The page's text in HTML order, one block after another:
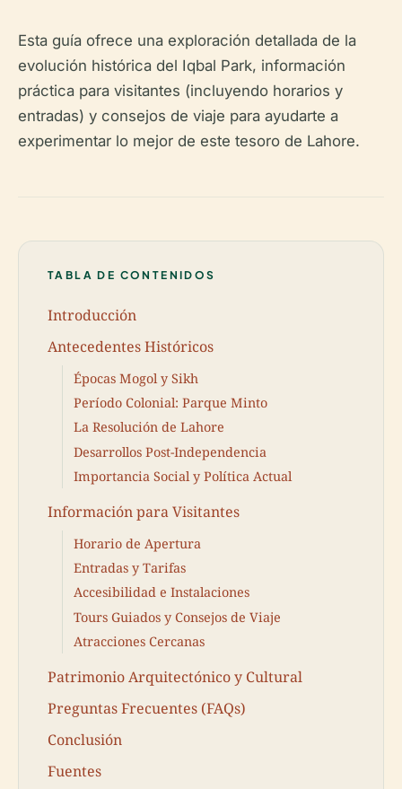
Esta guía ofrece una exploración detallada de la
evolución histórica del Iqbal Park, información
práctica para visitantes (incluyendo horarios y
entradas) y consejos de viaje para ayudarte a
experimentar lo mejor de este tesoro de Lahore.
TABLA DE CONTENIDOS
Introducción
Antecedentes Históricos
Épocas Mogol y Sikh
Período Colonial: Parque Minto
La Resolución de Lahore
Desarrollos Post-Independencia
Importancia Social y Política Actual
Información para Visitantes
Horario de Apertura
Entradas y Tarifas
Accesibilidad e Instalaciones
Tours Guiados y Consejos de Viaje
Atracciones Cercanas
Patrimonio Arquitectónico y Cultural
Preguntas Frecuentes (FAQs)
Conclusión
Fuentes